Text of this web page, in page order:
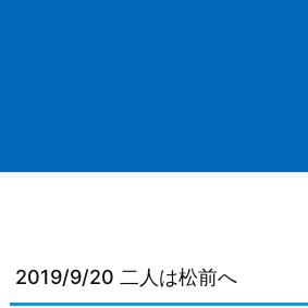
2019/9/20 二人は松前へ